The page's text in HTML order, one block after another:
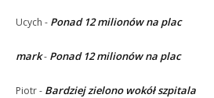
Ucych - Ponad 12 milionów na plac
mark- Ponad 12 milionów na plac
Piotr- Bardziej zielono wokół szpitala